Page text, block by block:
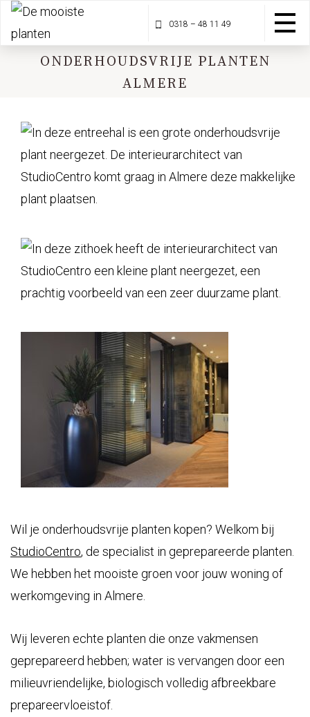
0318 – 48 11 49
ONDERHOUDSVRIJE PLANTEN
ALMERE
Wil je onderhoudsvrije planten kopen? Welkom bij
StudioCentro, de specialist in geprepareerde planten.
We hebben het mooiste groen voor jouw woning of
werkomgeving in Almere.
Wij leveren echte planten die onze vakmensen
geprepareerd hebben; water is vervangen door een
milieuvriendelijke, biologisch volledig afbreekbare
prepareervloeistof.